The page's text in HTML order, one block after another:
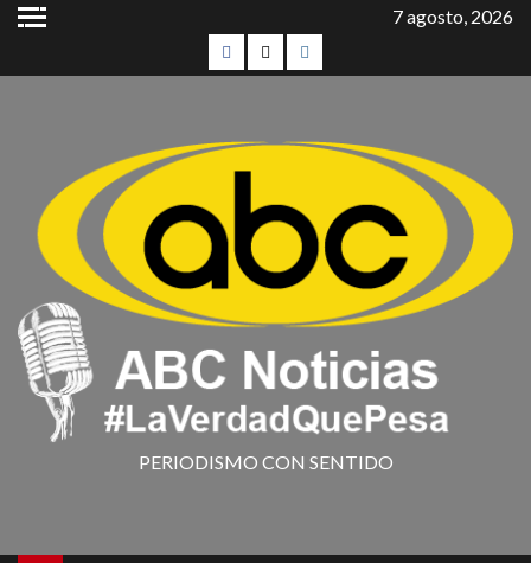
7 agosto, 2026
PERIODISMO CON SENTIDO